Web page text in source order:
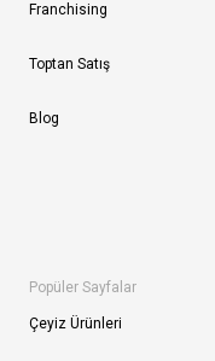
Franchising
Toptan Satış
Blog
Popüler Sayfalar
Çeyiz Ürünleri